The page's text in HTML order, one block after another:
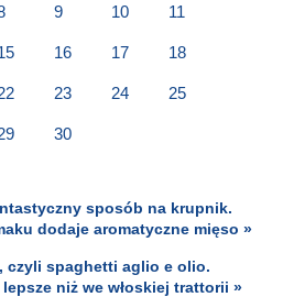
9 10 11
16 17 18
23 24 25
30
sposób na krupnik.
dodaje aromatyczne mięso »
czyli spaghetti aglio e olio.
niż we włoskiej trattorii »